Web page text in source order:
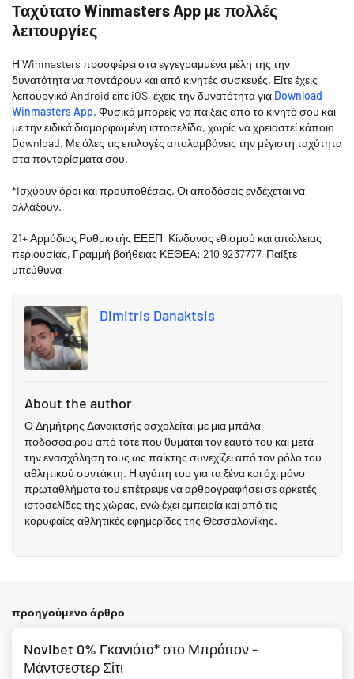
Ταχύτατο Winmasters App με πολλές
λειτουργίες
Η Winmasters προσφέρει στα εγγεγραμμένα μέλη της την
δυνατότητα να ποντάρουν και από κινητές συσκευές. Είτε έχεις
λειτουργικό Android είτε iOS, έχεις την δυνατότητα για Download
Winmasters App. Φυσικά μπορείς να παίξεις από το κινητό σου και
με την ειδικά διαμορφωμένη ιστοσελίδα, χωρίς να χρειαστεί κάποιο
Download. Με όλες τις επιλογές απολαμβάνεις την μέγιστη ταχύτητα
στα πονταρίσματα σου.
*Iσχύουν όροι και προϋποθέσεις. Οι αποδόσεις ενδέχεται να
αλλάξουν.
21+ Αρμόδιος Ρυθμιστής ΕΕΕΠ, Κίνδυνος εθισμού και απώλειας
περιουσίας, Γραμμή βοήθειας ΚΕΘΕΑ: 210 9237777, Παίξτε
υπεύθυνα
Dimitris Danaktsis
About the author
Ο Δημήτρης Δανακτσής ασχολείται με μια μπάλα
ποδοσφαίρου από τότε που θυμάται τον εαυτό του και μετά
την ενασχόληση τους ως παίκτης συνεχίζει από τον ρόλο του
αθλητικού συντάκτη. Η αγάπη του για τα ξένα και όχι μόνο
πρωταθλήματα του επέτρεψε να αρθρογραφήσει σε αρκετές
ιστοσελίδες της χώρας, ενώ έχει εμπειρία και από τις
κορυφαίες αθλητικές εφημερίδες της Θεσσαλονίκης.
προηγούμενο άρθρο
Novibet 0% Γκανιότα* στο Μπράιτον -
Μάντσεστερ Σίτι